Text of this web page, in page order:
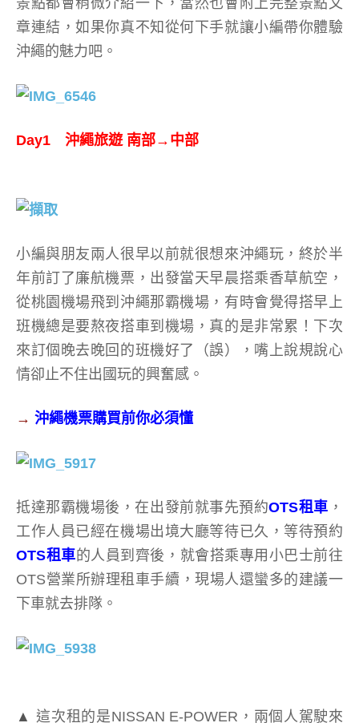
景點都會稍微介紹一下，當然也會附上完整景點文
章連結，如果你真不知從何下手就讓小編帶你體驗
沖繩的魅力吧。
Day1 沖繩旅遊 南部→中部
小編與朋友兩人很早以前就很想來沖繩玩，終於半
年前訂了廉航機票，出發當天早晨搭乘香草航空，
從桃園機場飛到沖繩那霸機場，有時會覺得搭早上
班機總是要熬夜搭車到機場，真的是非常累！下次
來訂個晚去晚回的班機好了（誤），嘴上說規說心
情卻止不住出國玩的興奮感。
→ 沖繩機票購買前你必須懂
抵達那霸機場後，在出發前就事先預約OTS租車 ，
工作人員已經在機場出境大廳等待已久，等待預約
OTS租車的人員到齊後，就會搭乘專用小巴士前往
OTS營業所辦理租車手續，現場人還蠻多的建議一
下車就去排隊。
▲ 這次租的是NISSAN E-POWER，兩個人駕駛來